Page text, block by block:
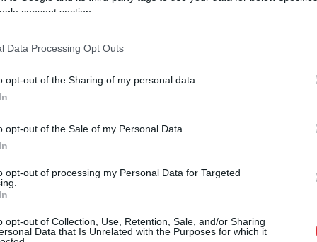
consent section.
Data Processing Opt Outs
opt-out of the Sharing of my personal data.
opt-out of the Sale of my Personal Data.
opt-out of processing my Personal Data for Targeted
opt-out of Collection, Use, Retention, Sale, and/or Sharing
Data that Is Unrelated with the Purposes for which it
vērtēta retorika par “rasu sajaukšanos”.
nosaucot to par nepieņemamu, un paziņoja,